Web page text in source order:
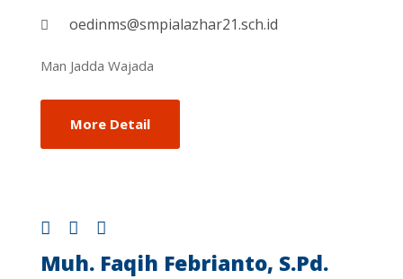
oedinms@smpialazhar21.sch.id
Man Jadda Wajada
More Detail
Muh. Faqih Febrianto, S.Pd.